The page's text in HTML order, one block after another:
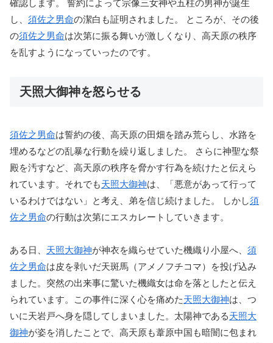
確認します。 誓約によって宗像三女神や五柱の男神が誕生
し、 須佐之男命の潔白も証明されました。 ところが、その後
の須佐之男命は次第に振る舞いが激しくなり、高天原の秩序
を乱すようになっていったのです。
天照大御神を怒らせる
須佐之男命は誓約の後、高天原の田畑を踏み荒らし、水路を
埋めるなどの乱暴な行動を繰り返しました。 さらに神聖な祭
殿を汚すなど、高天原の秩序を脅かす行為を続けたと伝えら
れています。それでも天照大御神は、「悪意があって行って
いるわけではない」と考え、弟を信じ続けました。 しかし須
佐之男命の行動は次第にエスカレートしていきます。
ある日、 天照大御神が神衣を織らせていた機織り小屋へ、 須
佐之男命は皮を剥いだ天斑馬（アメノフチコマ）を投げ込み
ました。突然の出来事に驚いた機織女は命を落としたと伝え
られています。この事件に深く心を痛めた天照大御神は、つ
いに天岩戸へ身を隠してしまいました。太陽神である天照大
御神が姿を消したことで、高天原も葦原中国も暗闇に包まれ